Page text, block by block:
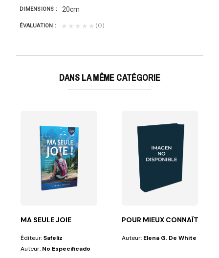
DIMENSIONS 20cm
ÉVALUATION ★★★★★ (0)
DANS LA MÊME CATÉGORIE
MA SEULE JOIE
Éditeur:Safeliz
Auteur: No Especificado
POUR MIEUX CONNAÎTRE
Auteur: Elena G. De White